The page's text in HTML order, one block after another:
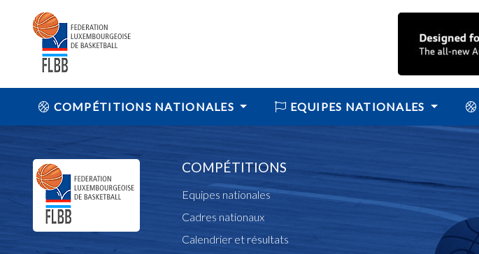
COMPÉTITIONS NATIONALES EQUIPES NATIONALES
COMPÉTITIONS
Equipes nationales
Cadres nationaux
Calendrier et résultats